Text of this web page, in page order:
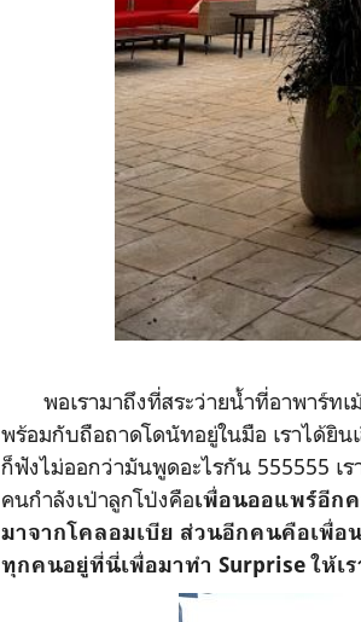
พอเรามาถึงที่สระว่ายน้ำที่อาพาร์ทเ
พร้อมกับถือถาดโดนัทอยู่ในมือ เราได้ยิน
ก็ฟังไม่ออกว่ามันพูดอะไรกัน 555555 เ
คนกำลังเป่าลูกโป่งคือเพื่อนออแพร์อีก
มาจากโคลอมเบีย ส่วนอีกคนคือเพื่อ
ทุกคนอยู่ที่นี่เพื่อมาทำ Surprise ให้เร